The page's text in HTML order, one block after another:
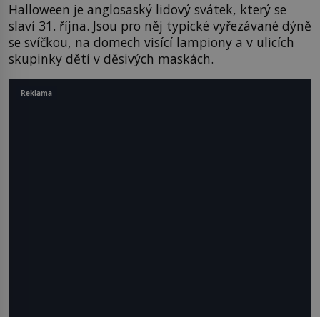
Halloween je anglosaský lidový svátek, který se
slaví 31. října. Jsou pro něj typické vyřezávané dýně
se svíčkou, na domech visící lampiony a v ulicích
skupinky dětí v děsivých maskách.
Reklama